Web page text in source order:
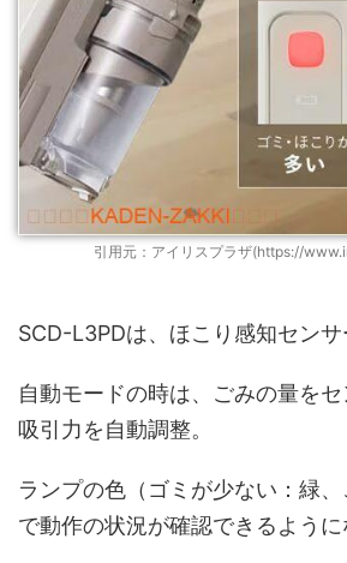
引用元：アイリスプラザ(https://
SCD-L3PDは、ほこり感知センサ
自動モードの時は、ごみの量を
吸引力を自動調整。
ランプの色（ゴミが少ない：緑、
で動作の状況が確認できるように